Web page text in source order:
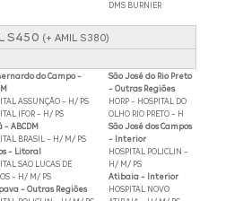
DMS BURNIER
S450 (+ AMIL S380)
do Campo -
ASSUNÇÃO - H/ PS
IFOR - H/ PS
- ABCDM
BRASIL - H/ M/ PS
- Litoral
SAO LUCAS DE
- H/ M/ PS
- Outras Regiões
São José do Rio Preto
- Outras Regiões
HORP - HOSPITAL DO
OLHO RIO PRETO - H
São José dos Campos
- Interior
HOSPITAL POLICLIN -
H/ M/ PS
Atibaia - Interior
HOSPITAL NOVO